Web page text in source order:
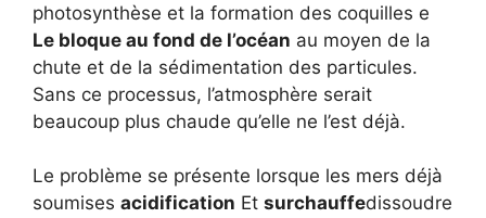
photosynthèse et la formation des coquilles e
Le bloque au fond de l’océan au moyen de la
chute et de la sédimentation des particules.
Sans ce processus, l’atmosphère serait
beaucoup plus chaude qu’elle ne l’est déjà.
Le problème se présente lorsque les mers déjà
soumises acidification Et surchauffedissoudre